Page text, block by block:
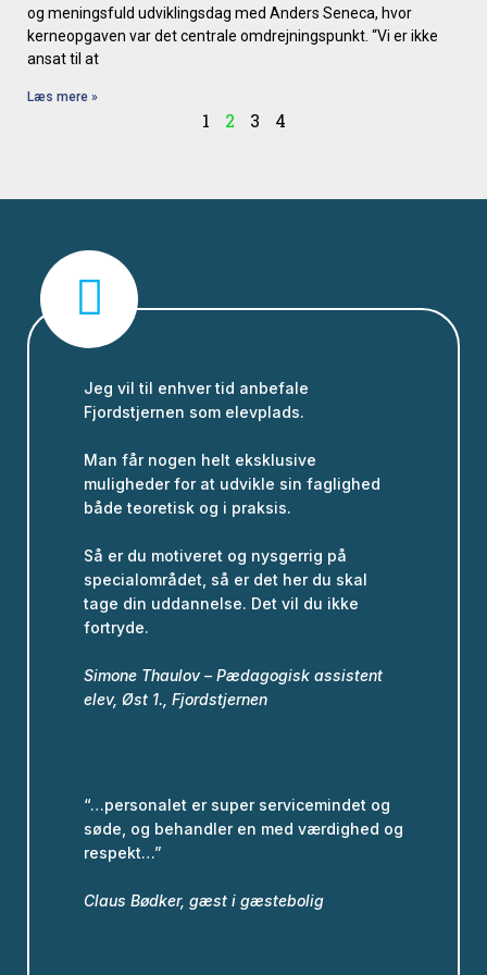
og meningsfuld udviklingsdag med Anders Seneca, hvor
kerneopgaven var det centrale omdrejningspunkt. “Vi er ikke
ansat til at
Læs mere »
1 2 3 4
Jeg vil til enhver tid anbefale
Fjordstjernen som elevplads.
Man får nogen helt eksklusive
muligheder for at udvikle sin faglighed
både teoretisk og i praksis.
Så er du motiveret og nysgerrig på
specialområdet, så er det her du skal
tage din uddannelse. Det vil du ikke
fortryde.
Simone Thaulov – Pædagogisk assistent
elev, Øst 1., Fjordstjernen
“…personalet er super servicemindet og
søde, og behandler en med værdighed og
respekt…”
Claus Bødker, gæst i gæstebolig